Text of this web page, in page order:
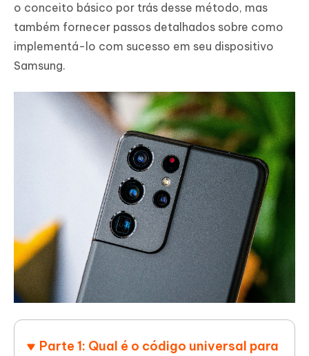
o conceito básico por trás desse método, mas
também fornecer passos detalhados sobre como
implementá-lo com sucesso em seu dispositivo
Samsung.
Parte 1: Qual é o código universal para